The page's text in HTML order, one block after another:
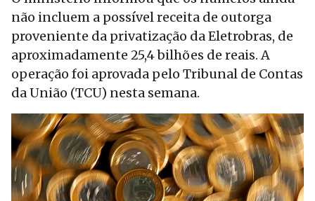
não incluem a possível receita de outorga
proveniente da privatização da Eletrobras, de
aproximadamente 25,4 bilhões de reais. A
operação foi aprovada pelo Tribunal de Contas
da União (TCU) nesta semana.